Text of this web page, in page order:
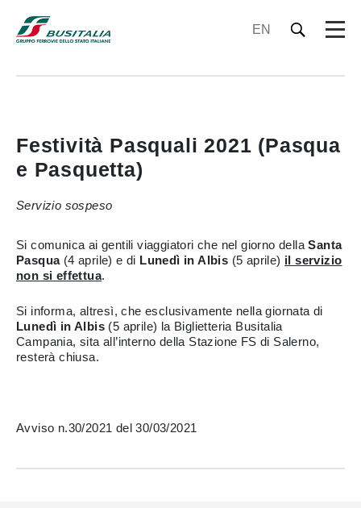
EN
Festività Pasquali 2021 (Pasqua
e Pasquetta)
Servizio sospeso
Si comunica ai gentili viaggiatori che nel giorno dellaSanta
Pasqua(4 aprile) e di Lunedì in Albis (5 aprile) il servizio
non si effettua.
Si informa, altresì, che esclusivamente nella giornata di
Lunedì in Albis (5 aprile) la Biglietteria Busitalia
Campania, sita all’interno della Stazione FS di Salerno,
resterà chiusa.
Avviso n.30/2021 del 30/03/2021